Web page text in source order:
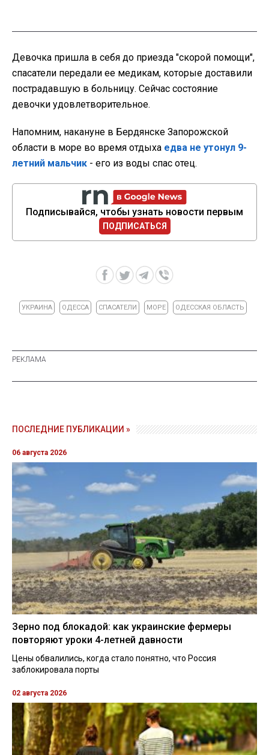
Девочка пришла в себя до приезда "скорой помощи",
спасатели передали ее медикам, которые доставили
пострадавшую в больницу. Сейчас состояние
девочки удовлетворительное.
Напомним, накануне в Бердянске Запорожской
области в море во время отдыха едва не утонул 9-
летний мальчик - его из воды спас отец.
Подписывайся, чтобы узнать новости первым
ПОДПИСАТЬСЯ
УКРАИНА ОДЕССА СПАСАТЕЛИ МОРЕ ОДЕССКАЯ ОБЛАСТЬ
ПОСЛЕДНИЕ ПУБЛИКАЦИИ »
06 августа 2026
Зерно под блокадой: как украинские фермеры
повторяют уроки 4-летней давности
Цены обвалились, когда стало понятно, что Россия
заблокировала порты
02 августа 2026